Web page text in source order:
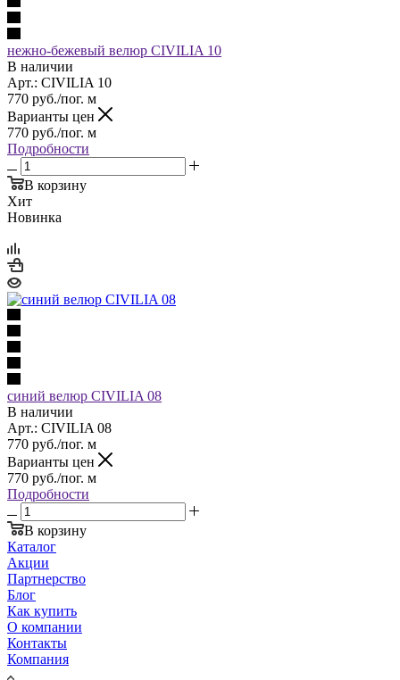
нежно-бежевый велюр CIVILIA 10
В наличии
Арт.: CIVILIA 10
770 руб./пог. м
Варианты цен
770 руб./пог. м
Подробности
В корзину
Хит
Новинка
синий велюр CIVILIA 08
В наличии
Арт.: CIVILIA 08
770 руб./пог. м
Варианты цен
770 руб./пог. м
Подробности
В корзину
Каталог
Акции
Партнерство
Блог
Как купить
О компании
Контакты
Компания